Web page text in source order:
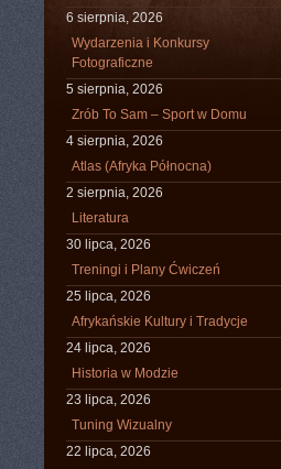
6 sierpnia, 2026
Wydarzenia i Konkursy
Fotograficzne
5 sierpnia, 2026
Zrób To Sam – Sport w Domu
4 sierpnia, 2026
Atlas (Afryka Północna)
2 sierpnia, 2026
Literatura
30 lipca, 2026
Treningi i Plany Ćwiczeń
25 lipca, 2026
Afrykańskie Kultury i Tradycje
24 lipca, 2026
Historia w Modzie
23 lipca, 2026
Tuning Wizualny
22 lipca, 2026